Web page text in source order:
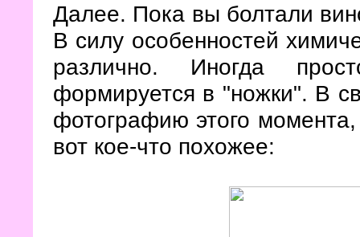
Далее. Пока вы болтали
В силу особенностей
различно. Иногда
формируется в "ножки". В
фотографию этого момента,
вот кое-что похожее: